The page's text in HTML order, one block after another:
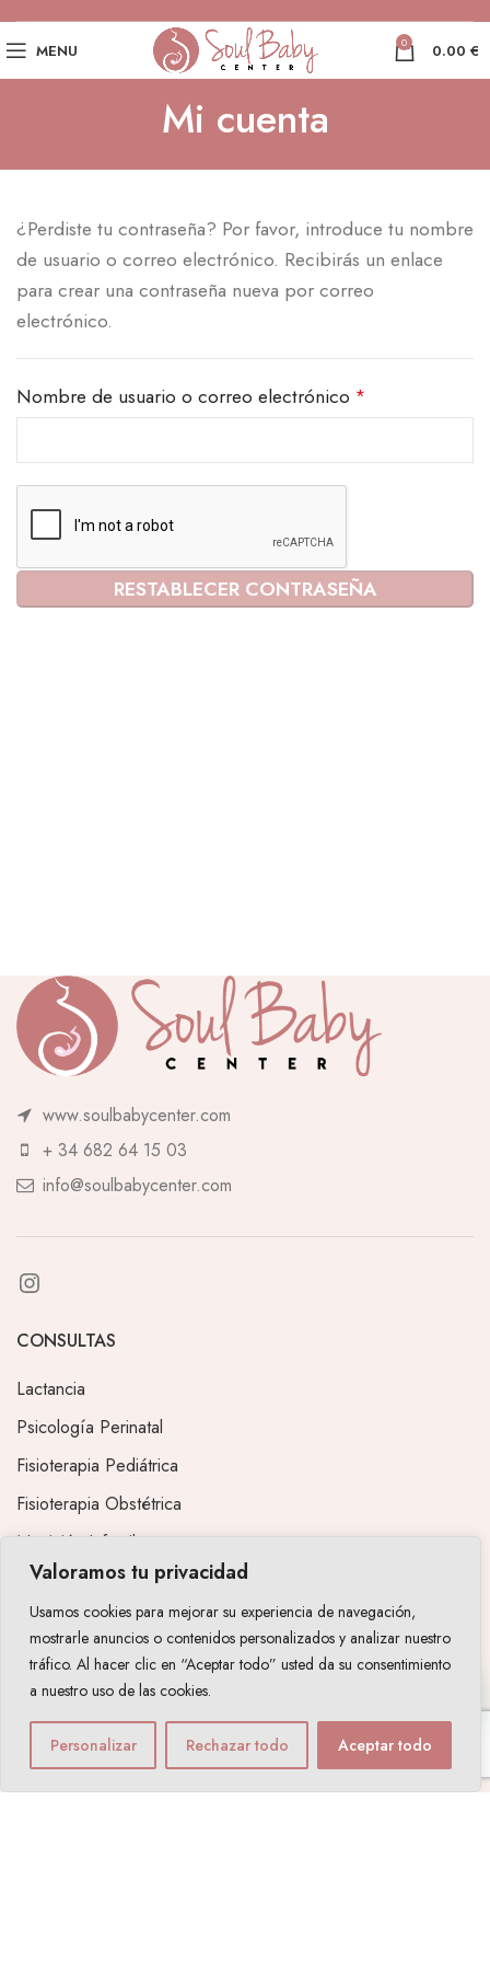
Valoramos tu privacidad
Usamos cookies para mejorar su experiencia de navegación,
mostrarle anuncios o contenidos personalizados y analizar nuestro
tráfico. Al hacer clic en “Aceptar todo” usted da su consentimiento
a nuestro uso de las cookies.
Personalizar Rechazar todo Aceptar todo
MENU 0 0.00 €
Mi cuenta
¿Perdiste tu contraseña? Por favor, introduce tu nombre
de usuario o correo electrónico. Recibirás un enlace
para crear una contraseña nueva por correo
electrónico.
Nombre de usuario o correo electrónico *
RESTABLECER CONTRASEÑA
www.soulbabycenter.com
+ 34 682 64 15 03
info@soulbabycenter.com
CONSULTAS
Lactancia
Psicología Perinatal
Fisioterapia Pediátrica
Fisioterapia Obstétrica
Nutrición Infantil
Dudas por Email
TALLERES
Masaje Infantil
AYUDA
Aviso Legal